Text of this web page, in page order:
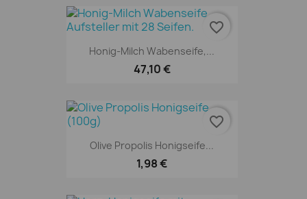
Honig-Milch Wabenseife,...
47,10 €
favorite_border
Olive Propolis Honigseife...
1,98 €
favorite_border